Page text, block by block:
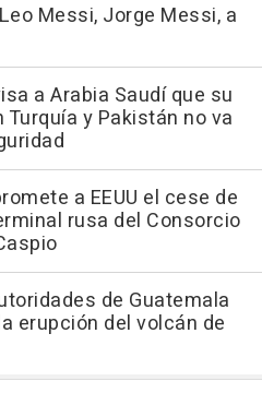
Messi, Jorge Messi, a
a Arabia Saudí que su
y Pakistán no va
a EEUU el cese de
rusa del Consorcio
de Guatemala
erupción del volcán de